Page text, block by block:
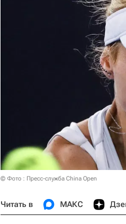
© Фото : Пресс-служба China Open
Читать в МАКС